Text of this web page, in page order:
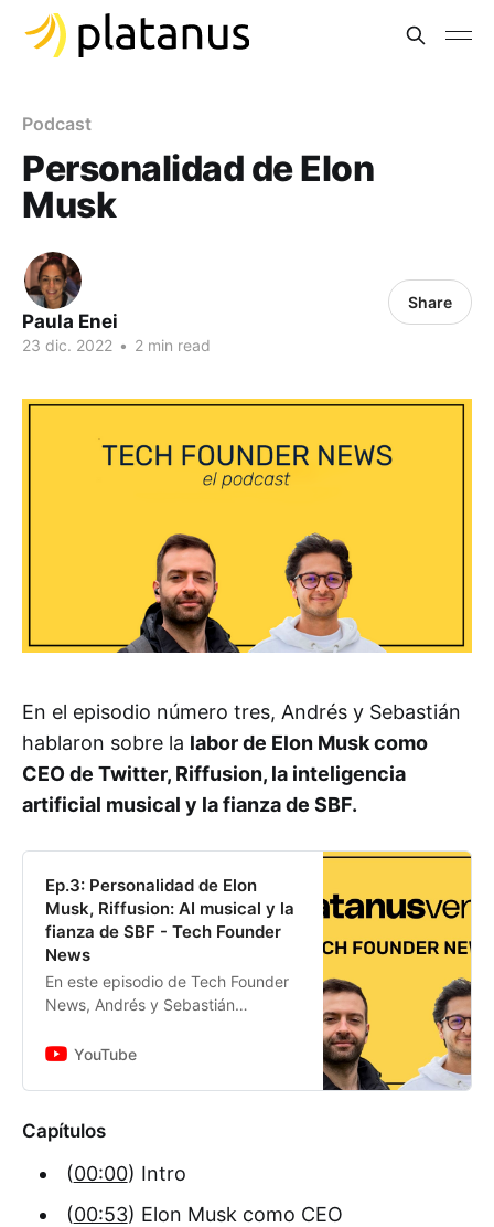
Podcast
Personalidad de Elon
Musk
Paula Enei
23 dic. 2022 • 2 min read
Share
En el episodio número tres, Andrés y Sebastián
hablaron sobre la labor de Elon Musk como
CEO de Twitter, Riffusion, la inteligencia
artificial musical y la fianza de SBF.
Ep.3: Personalidad de Elon
Musk, Riffusion: AI musical y la
fianza de SBF - Tech Founder
News
En este episodio de Tech Founder
News, Andrés y Sebastián
Intro00:53: Elon Musk como
musical26:48: La fianza...
YouTube
Capítulos
(00:00) Intro
(00:53) Elon Musk como CEO